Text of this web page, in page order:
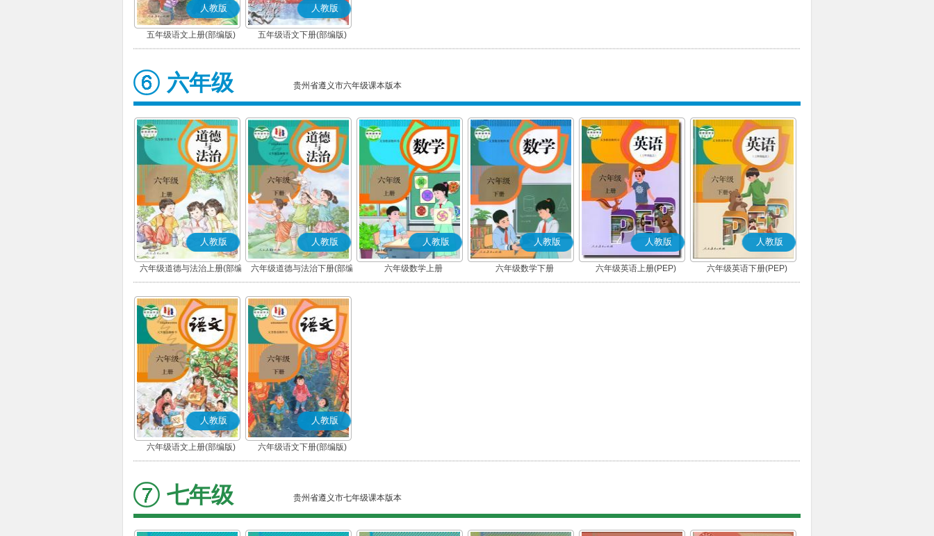
人教版
五年级语文上册(部编版)
人教版
五年级语文下册(部编版)
六年级 贵州省遵义市六年级课本版本
人教版
六年级道德与法治上册(部编
版)
人教版
六年级道德与法治下册(部编
版)
人教版
六年级数学上册
人教版
六年级数学下册
人教版
六年级英语上册(PEP)
人教版
六年级英语下册(PEP)
人教版
六年级语文上册(部编版)
人教版
六年级语文下册(部编版)
七年级 贵州省遵义市七年级课本版本